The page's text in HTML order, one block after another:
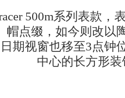
500m系列表款，
帽点缀，如今则改以
期视窗也移至3点钟
中心的长方形